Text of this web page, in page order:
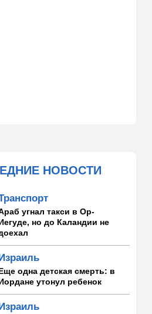
НОВОСТИ
угнал такси в Ор-
но до Каландии не
одна детская смерть: в
утонул ребенок